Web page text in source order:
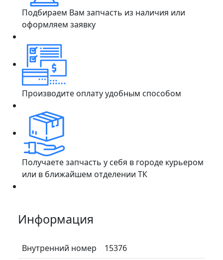
Подбираем Вам запчасть из наличия или
оформляем заявку
Производите оплату удобным способом
Получаете запчасть у себя в городе курьером
или в ближайшем отделении ТК
Информация
Внутренний номер
15376